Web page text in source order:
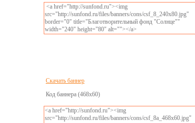
<a href="http://sunfond.ru"><img
src="http://sunfond.ru/files/banners/cons/csf_8_240x80.jpg"
border="0" title="Благотворительный фонд "Солнце""
width="240" height="80" alt=""></a>
Скачать баннер
Код баннера (468x60)
<a href="http://sunfond.ru"><img
src="http://sunfond.ru/files/banners/cons/csf_8a_468x60.jpg"